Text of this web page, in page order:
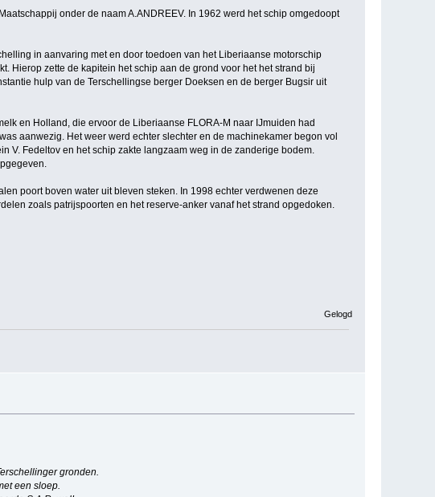
onder de naam A.ANDREEV. In 1962 werd het schip omgedoopt
in aanvaring met en door toedoen van het Liberiaanse motorschip
Hierop zette de kapitein het schip aan de grond voor het het strand bij
hulp van de Terschellingse berger Doeksen en de berger Bugsir uit
en Holland, die ervoor de Liberiaanse FLORA-M naar IJmuiden had
aanwezig. Het weer werd echter slechter en de machinekamer begon vol
V. Fedeltov en het schip zakte langzaam weg in de zanderige bodem.
poort boven water uit bleven steken. In 1998 echter verdwenen deze
zoals patrijspoorten en het reserve-anker vanaf het strand opgedoken.
Gelogd
gronden.
een sloep.